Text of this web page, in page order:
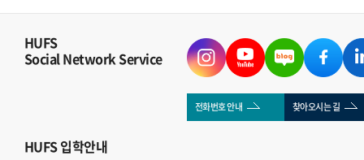
HUFS
Social Network Service
전화번호 안내 찾아오시는 길
HUFS입학안내